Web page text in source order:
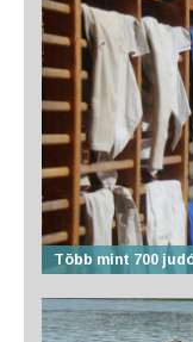
Több mint 700